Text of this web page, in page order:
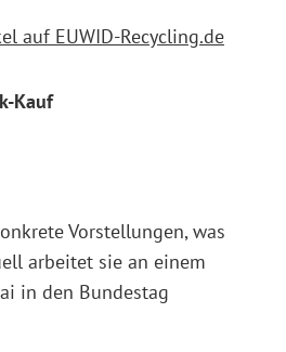
auf EUWID-Recycling.de
Kauf
Vorstellungen, was
arbeitet sie an einem
in den Bundestag